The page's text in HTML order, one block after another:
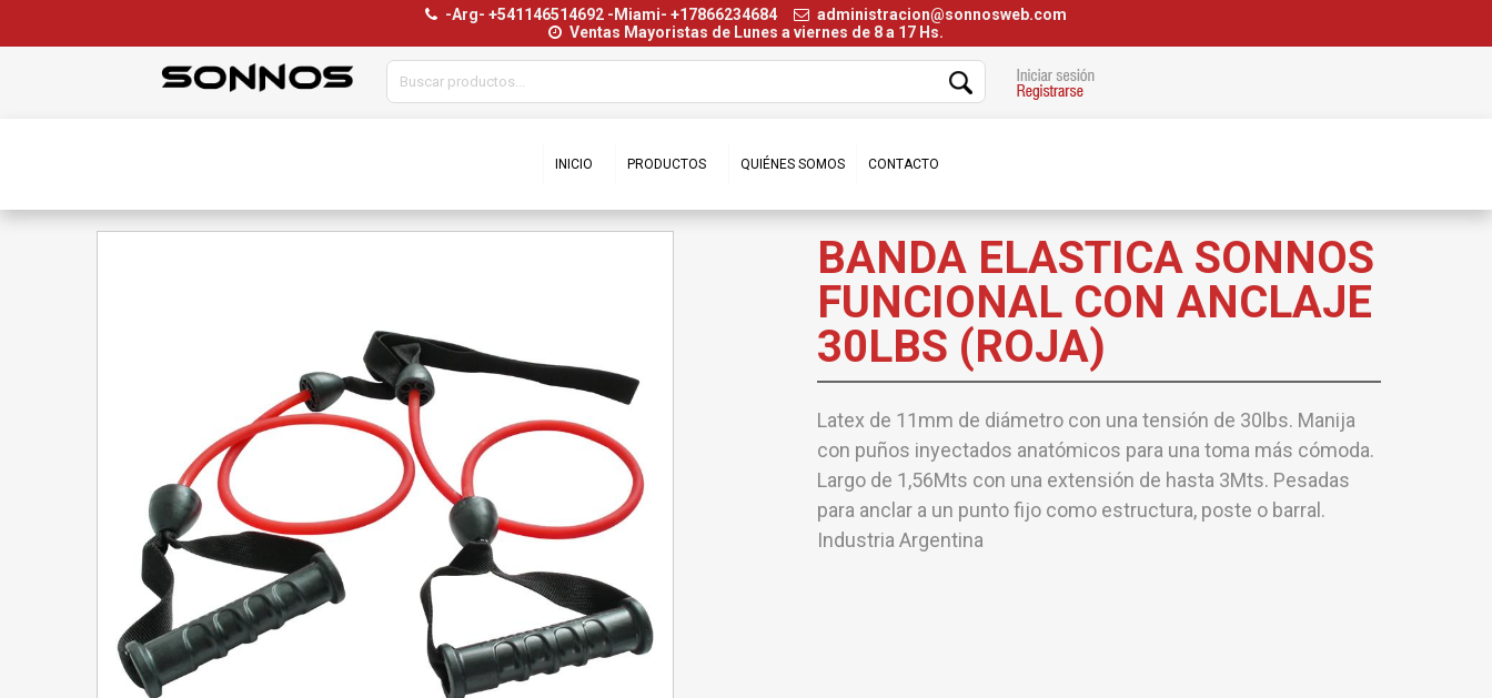
-Arg- +541146514692 -Miami- +17866234684
administracion@sonnosweb.com
Ventas Mayoristas de Lunes a viernes de 8 a 17 Hs.
INICIO PRODUCTOS QUIÉNES SOMOS CONTACTO
BANDA ELASTICA SONNOS
FUNCIONAL CON ANCLAJE
30LBS (ROJA)
Latex de 11mm de diámetro con una tensión de 30lbs. Manija
con puños inyectados anatómicos para una toma más cómoda.
Largo de 1,56Mts con una extensión de hasta 3Mts. Pesadas
para anclar a un punto fijo como estructura, poste o barral.
Industria Argentina